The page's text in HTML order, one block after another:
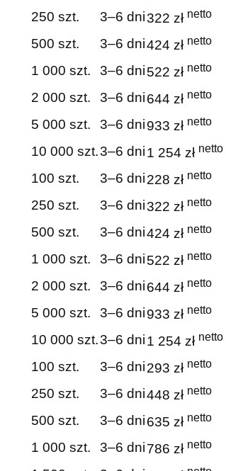
250 szt. 3–6 dni322 zł netto
500 szt. 3–6 dni424 zł netto
1 000 szt. 3–6 dni522 zł netto
2 000 szt. 3–6 dni644 zł netto
5 000 szt. 3–6 dni933 zł netto
10 000 szt.3–6 dni1 254 zł netto
100 szt. 3–6 dni228 zł netto
250 szt. 3–6 dni322 zł netto
500 szt. 3–6 dni424 zł netto
1 000 szt. 3–6 dni522 zł netto
2 000 szt. 3–6 dni644 zł netto
5 000 szt. 3–6 dni933 zł netto
10 000 szt.3–6 dni1 254 zł netto
100 szt. 3–6 dni293 zł netto
250 szt. 3–6 dni448 zł netto
500 szt. 3–6 dni635 zł netto
1 000 szt. 3–6 dni786 zł netto